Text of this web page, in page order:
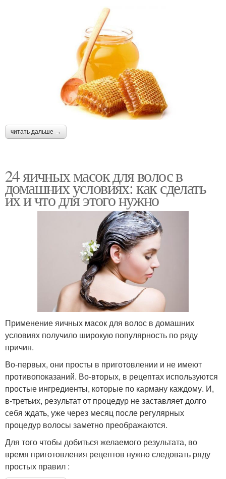
читать дальше →
24 яичных масок для волос в
домашних условиях: как сделать
их и что для этого нужно
Применение яичных масок для волос в домашних
условиях получило широкую популярность по ряду
причин.
Во-первых, они просты в приготовлении и не имеют
противопоказаний. Во-вторых, в рецептах используются
простые ингредиенты, которые по карману каждому. И,
в-третьих, результат от процедур не заставляет долго
себя ждать, уже через месяц после регулярных
процедур волосы заметно преображаются.
Для того чтобы добиться желаемого результата, во
время приготовления рецептов нужно следовать ряду
простых правил :